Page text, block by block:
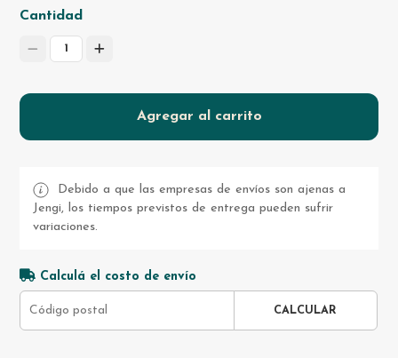
Cantidad
1
Agregar al carrito
Debido a que las empresas de envíos son ajenas a
Jengi, los tiempos previstos de entrega pueden sufrir
variaciones.
Calculá el costo de envío
CALCULAR